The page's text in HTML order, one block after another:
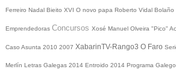
Ferreiro Nadal Bieito XVI O novo papa Roberto Vidal Bolaño
Emprendedoras Concursos Xosé Manuel Olveira "Pico"
Caso Asunta 2010 2007 XabarinTV-Rango3 O Faro
Merlín Letras Galegas 2014 Entroido 2014 Programa